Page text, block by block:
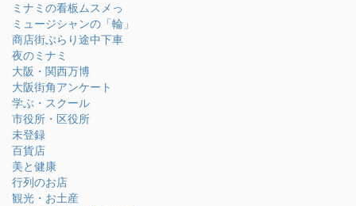
ミナミの看板ムスメっ
ミュージシャンの「輪」
商店街ぶらり途中下車
夜のミナミ
大阪・関西万博
大阪街角アンケート
学ぶ・スクール
市役所・区役所
未登録
百貨店
美と健康
行列のお店
観光・お土産